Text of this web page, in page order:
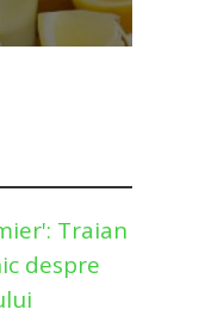
Traian
despre